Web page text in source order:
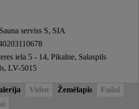
serviss S, SIA
iela 5 - 14, Pikalne, Salaspils
LV-5015
Video Žemėlapis
Failai